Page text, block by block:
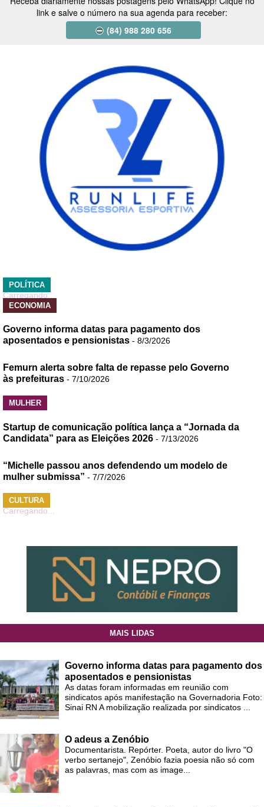
link e salve o número na sua agenda para receber:
(84) 988 280 656
POLÍTICA
Carregando...
ECONOMIA
Governo informa datas para pagamento dos
aposentados e pensionistas - 8/3/2026
Femurn alerta sobre falta de repasse pelo Governo
às prefeituras - 7/10/2026
MULHER
Startup de comunicação política lança a “Jornada da
Candidata” para as Eleições 2026 - 7/13/2026
“Michelle passou anos defendendo um modelo de
mulher submissa” - 7/7/2026
CULTURA
Carregando...
MAIS LIDAS
Governo informa datas para pagamento dos
aposentados e pensionistas
As datas foram informadas em reunião com
sindicatos após manifestação na Governadoria Foto:
Sinai RN A mobilização realizada por sindicatos ...
O adeus a Zenóbio
Documentarista. Repórter. Poeta, autor do livro "O
verbo sertanejo", Zenóbio fazia poesia não só com
as palavras, mas com as image...